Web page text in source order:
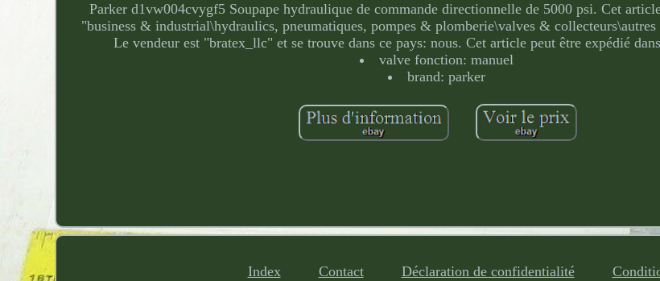
Parker d1vw004cvygf5 Soupape hydraulique de commande directionnelle de 5000 psi. Cet
"business & industrial\hydraulics, pneumatiques, pompes & plomberie\valves &
Le vendeur est "bratex_llc" et se trouve dans ce pays: nous. Cet article peut être expédié
valve fonction: manuel
brand: parker
Index Contact Déclaration de confidentialité